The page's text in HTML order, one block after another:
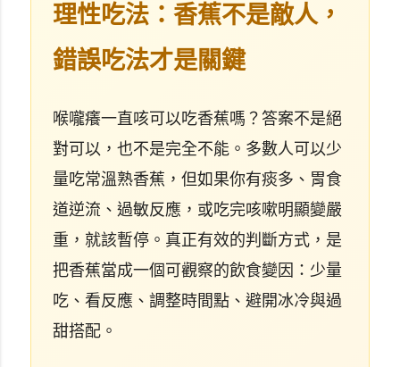
理性吃法：香蕉不是敵人，
錯誤吃法才是關鍵
喉嚨癢一直咳可以吃香蕉嗎？答案不是絕
對可以，也不是完全不能。多數人可以少
量吃常溫熟香蕉，但如果你有痰多、胃食
道逆流、過敏反應，或吃完咳嗽明顯變嚴
重，就該暫停。真正有效的判斷方式，是
把香蕉當成一個可觀察的飲食變因：少量
吃、看反應、調整時間點、避開冰冷與過
甜搭配。